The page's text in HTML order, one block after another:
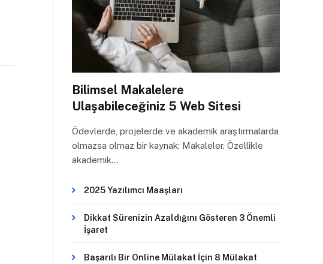
Bilimsel Makalelere
Ulaşabileceğiniz 5 Web Sitesi
Ödevlerde, projelerde ve akademik araştırmalarda
olmazsa olmaz bir kaynak: Makaleler. Özellikle
akademik…
2025 Yazılımcı Maaşları
Dikkat Sürenizin Azaldığını Gösteren 3 Önemli
İşaret
Başarılı Bir Online Mülakat İçin 8 Mülakat